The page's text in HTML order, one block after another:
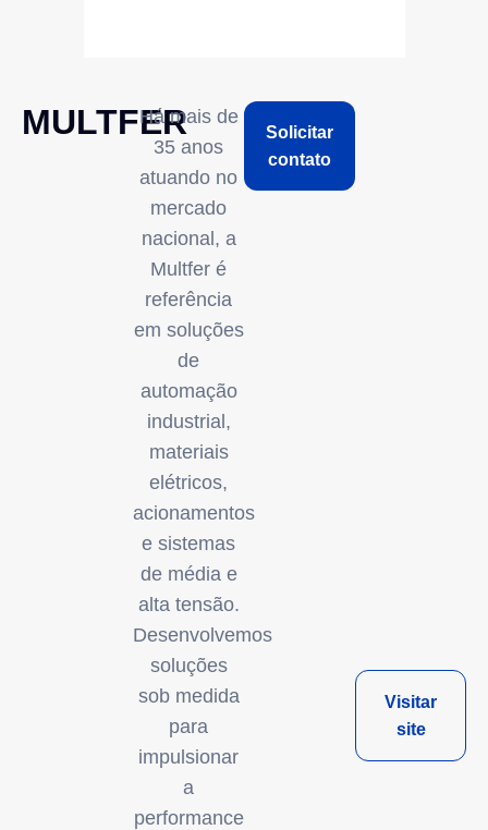
MULTFERHá mais de
35 anos
atuando no
mercado
nacional, a
Multfer é
referência
em soluções
de
automação
industrial,
materiais
elétricos,
acionamentos
e sistemas
de média e
alta tensão.
Desenvolvemos
soluções
sob medida
para
impulsionar
a
performance
Solicitar
contato
Visitar
site